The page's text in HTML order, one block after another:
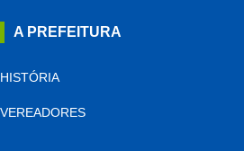
A PREFEITURA
HISTÓRIA
VEREADORES